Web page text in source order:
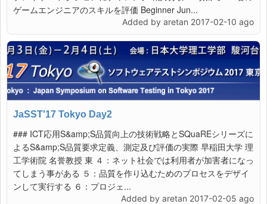
ゲームエンジニアのスキルを評価 Beginner Jun...
Added by aretan 2017-02-10 ago
JaSST'17 Tokyo Day2
### ICT応用S&amp;S品質向上の技術戦略とSQuaREシリーズに
よるS&amp;S品質要求定義、測定及び評価の実際 早稲田大学 理
工学術院 名誉教授 東 ４：ネット社会では利用者が加害者になっ
てしまう事がある ５：品質を作り込むためのプロセスをデザイ
ンして実行する ６：プロジェ...
Added by aretan 2017-02-05 ago